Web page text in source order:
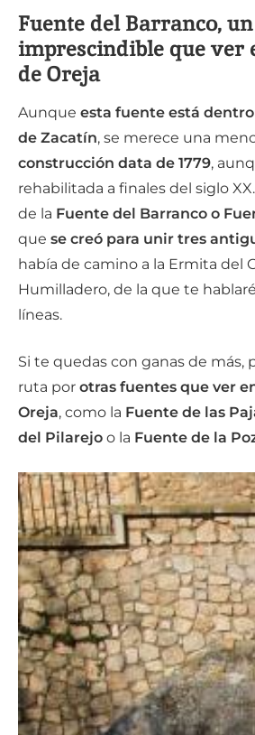
Fuente del Barranco, un
imprescindible que ver
de Oreja
Aunque esta fuente está
de Zacatín, se merece una
construcción data de 1779,
rehabilitada a finales del siglo
de la Fuente del Barranco o
que se creó para unir tres
había de camino a la Ermita del
Humilladero, de la que te
líneas.
Si te quedas con ganas de más,
ruta por otras fuentes que ver
Oreja, como la Fuente de las
del Pilarejo o la Fuente de la